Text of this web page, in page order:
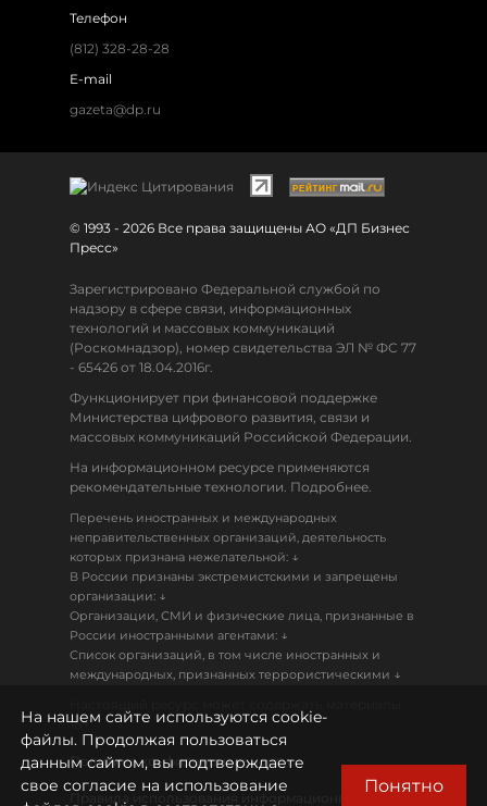
Телефон
(812) 328-28-28
E-mail
gazeta@dp.ru
© 1993 - 2026 Все права защищены АО «ДП Бизнес
Пресс»
Зарегистрировано Федеральной службой по
надзору в сфере связи, информационных
технологий и массовых коммуникаций
(Роскомнадзор), номер свидетельства ЭЛ № ФС 77
- 65426 от 18.04.2016г.
Функционирует при финансовой поддержке
Министерства цифрового развития, связи и
массовых коммуникаций Российской Федерации.
На информационном ресурсе применяются
рекомендательные технологии. Подробнее.
Перечень иностранных и международных
неправительственных организаций, деятельность
которых признана нежелательной: ↓
В России признаны экстремистскими и запрещены
организации: ↓
Организации, СМИ и физические лица, признанные в
России иностранными агентами: ↓
Список организаций, в том числе иностранных и
международных, признанных террористическими ↓
18+
Политика конфиденциальности
Правила использования информационных
На нашем сайте используются cookie-
файлы. Продолжая пользоваться
данным сайтом, вы подтверждаете
свое согласие на использование
Понятно